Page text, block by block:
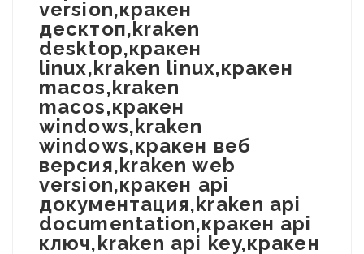
version,кракен
десктоп,kraken
desktop,кракен
linux,kraken linux,кракен
macos,kraken
macos,кракен
windows,kraken
windows,кракен веб
версия,kraken web
version,кракен api
документация,kraken api
documentation,кракен api
ключ,kraken api key,кракен